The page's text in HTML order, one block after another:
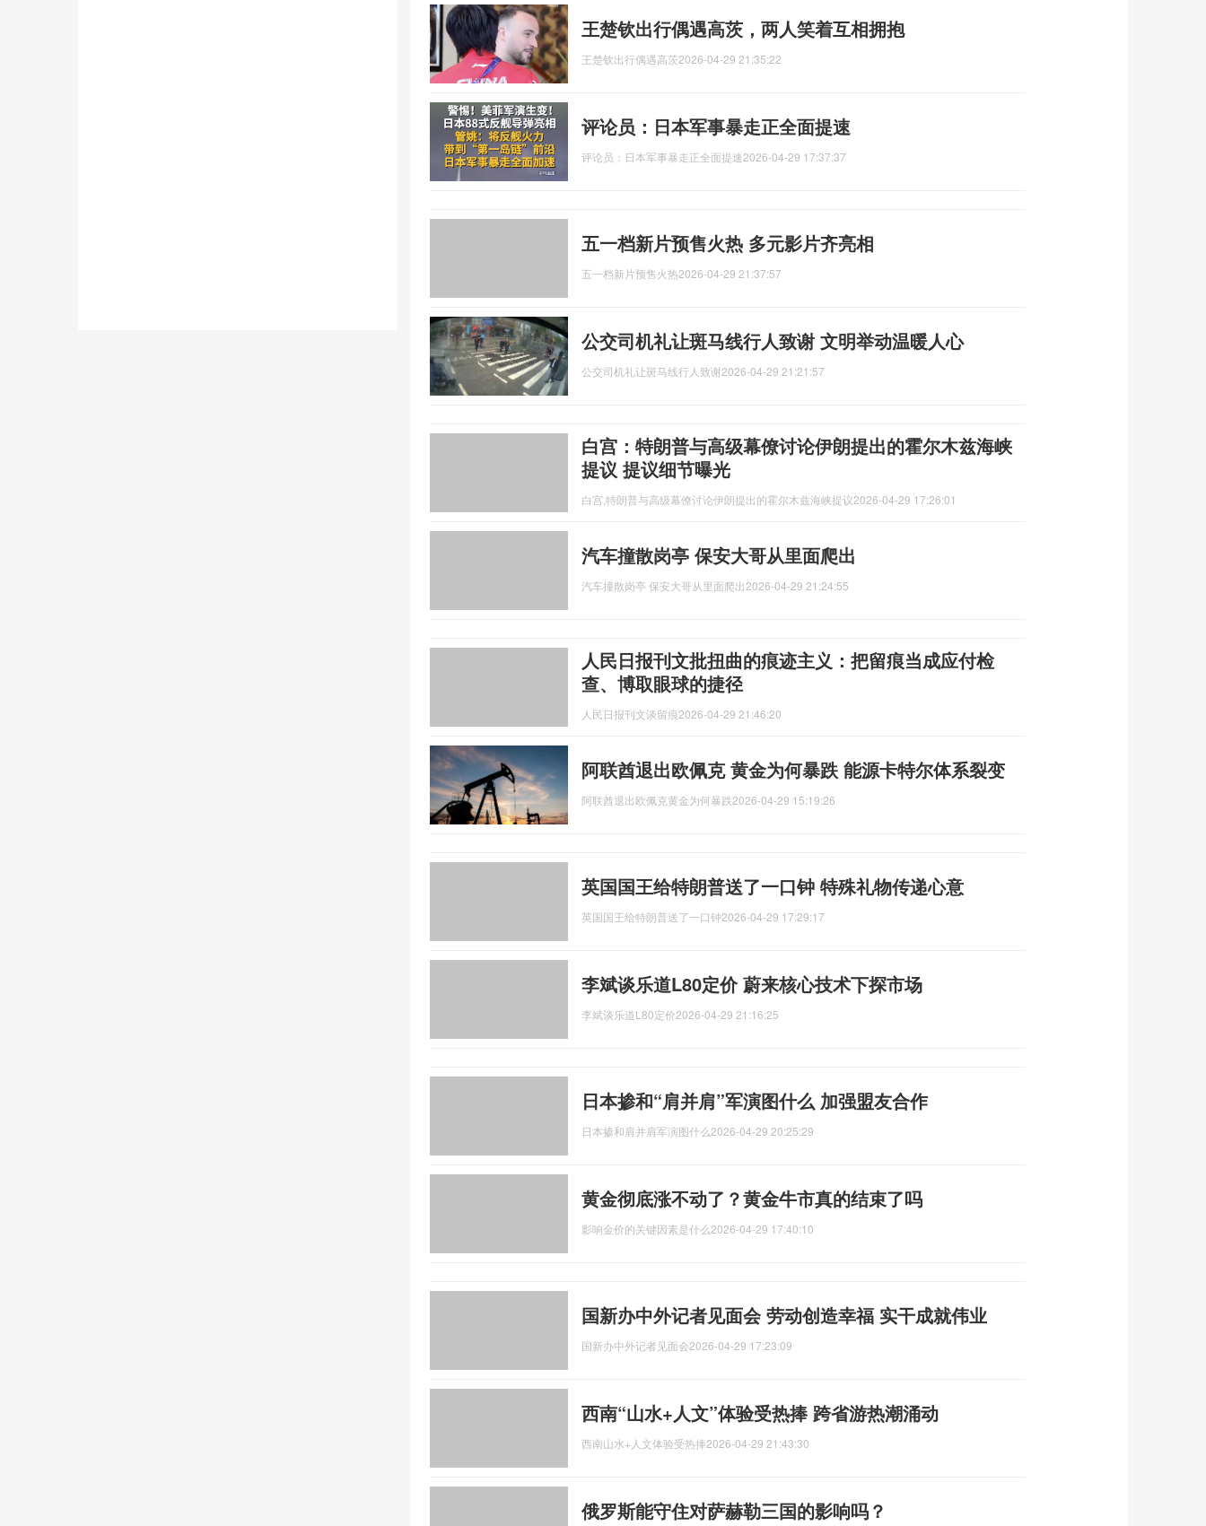
王楚钦出行偶遇高茨，两人笑着互相拥抱
王楚钦出行偶遇高茨2026-04-29 21:35:22
评论员：日本军事暴走正全面提速
评论员：日本军事暴走正全面提速2026-04-29 17:37:37
五一档新片预售火热 多元影片齐亮相
五一档新片预售火热2026-04-29 21:37:57
公交司机礼让斑马线行人致谢 文明举动温暖人心
公交司机礼让斑马线行人致谢2026-04-29 21:21:57
白宫：特朗普与高级幕僚讨论伊朗提出的霍尔木兹海峡
提议 提议细节曝光
白宫,特朗普与高级幕僚讨论伊朗提出的霍尔木兹海峡提议2026-04-29 17:26:01
汽车撞散岗亭 保安大哥从里面爬出
汽车撞散岗亭 保安大哥从里面爬出2026-04-29 21:24:55
人民日报刊文批扭曲的痕迹主义：把留痕当成应付检
查、博取眼球的捷径
人民日报刊文谈留痕2026-04-29 21:46:20
阿联酋退出欧佩克 黄金为何暴跌 能源卡特尔体系裂变
阿联酋退出欧佩克黄金为何暴跌2026-04-29 15:19:26
英国国王给特朗普送了一口钟 特殊礼物传递心意
英国国王给特朗普送了一口钟2026-04-29 17:29:17
李斌谈乐道L80定价 蔚来核心技术下探市场
李斌谈乐道L80定价2026-04-29 21:16:25
日本掺和“肩并肩”军演图什么 加强盟友合作
日本掺和肩并肩军演图什么2026-04-29 20:25:29
黄金彻底涨不动了？黄金牛市真的结束了吗
影响金价的关键因素是什么2026-04-29 17:40:10
国新办中外记者见面会 劳动创造幸福 实干成就伟业
国新办中外记者见面会2026-04-29 17:23:09
西南“山水+人文”体验受热捧 跨省游热潮涌动
西南山水+人文体验受热捧2026-04-29 21:43:30
俄罗斯能守住对萨赫勒三国的影响吗？